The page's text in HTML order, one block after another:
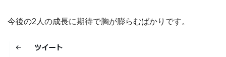
今後の2人の成長に期待で胸が膨らむばかりです。